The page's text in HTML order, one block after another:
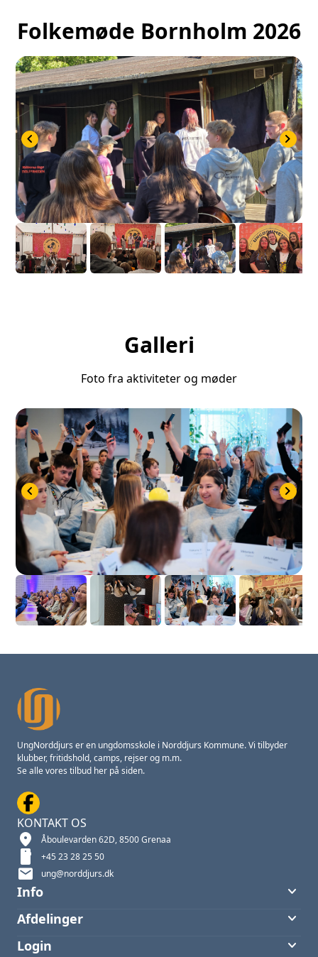
Folkemøde Bornholm 2026
chevron_left chevron_right
Galleri
Foto fra aktiviteter og møder
chevron_left chevron_right
UngNorddjurs er en ungdomsskole i Norddjurs Kommune. Vi tilbyder
klubber, fritidshold, camps, rejser og m.m.
Se alle vores tilbud her på siden.
KONTAKT OS
location_on Åboulevarden 62D, 8500 Grenaa
smartphone +45 23 28 25 50
mail ung@norddjurs.dk
Info keyboard_arrow_down
Afdelinger keyboard_arrow_down
Login keyboard_arrow_down